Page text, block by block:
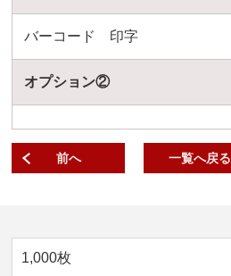
バーコード 印字
オプション②
前へ 一覧へ戻る
1,000枚